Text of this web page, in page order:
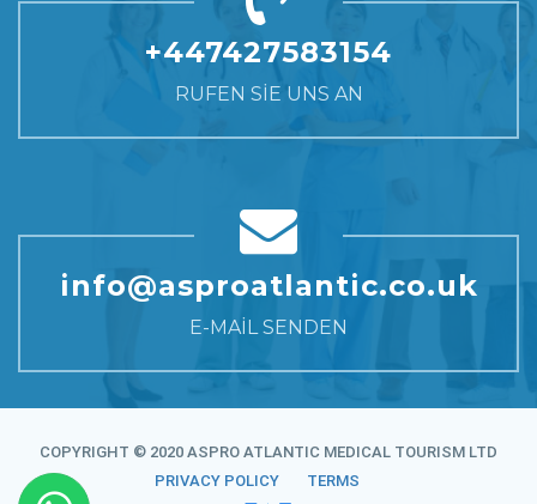
+447427583154
RUFEN SIE UNS AN
info@asproatlantic.co.uk
E-MAIL SENDEN
COPYRIGHT © 2020 ASPRO ATLANTIC MEDICAL TOURISM LTD
PRIVACY POLICY
TERMS